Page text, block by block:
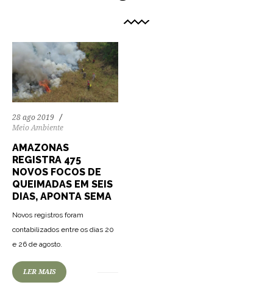
28 ago 2019
Meio Ambiente
AMAZONAS
REGISTRA 475
NOVOS FOCOS DE
QUEIMADAS EM SEIS
DIAS, APONTA SEMA
Novos registros foram
contabilizados entre os dias 20
e 26 de agosto.
LER MAIS